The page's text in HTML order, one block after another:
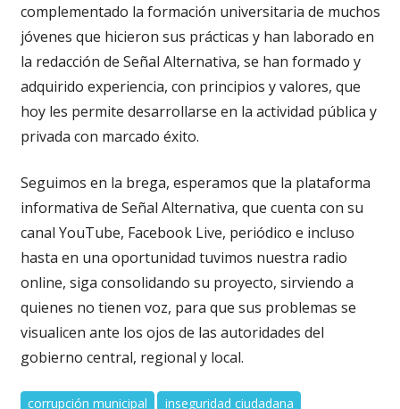
complementado la formación universitaria de muchos
jóvenes que hicieron sus prácticas y han laborado en
la redacción de Señal Alternativa, se han formado y
adquirido experiencia, con principios y valores, que
hoy les permite desarrollarse en la actividad pública y
privada con marcado éxito.
Seguimos en la brega, esperamos que la plataforma
informativa de Señal Alternativa, que cuenta con su
canal YouTube, Facebook Live, periódico e incluso
hasta en una oportunidad tuvimos nuestra radio
online, siga consolidando su proyecto, sirviendo a
quienes no tienen voz, para que sus problemas se
visualicen ante los ojos de las autoridades del
gobierno central, regional y local.
corrupción municipal inseguridad ciudadana